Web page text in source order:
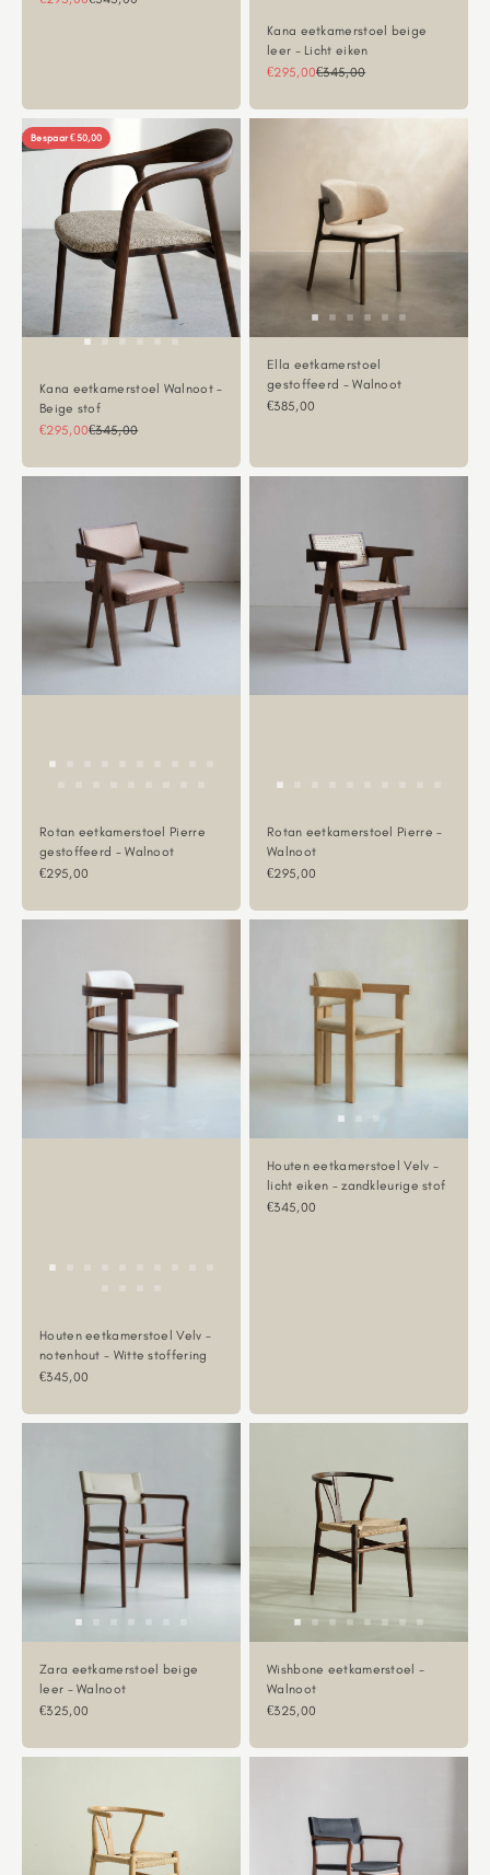
Kana eetkamerstoel beige
leer - Licht eiken
Aanbiedingsprijs
€295,00Normale prijs
€345,00
Bespaar €50,00
Kana eetkamerstoel Walnoot -
Beige stof
Aanbiedingsprijs
€295,00Normale prijs
€345,00
Ella eetkamerstoel
gestoffeerd - Walnoot
Aanbiedingsprijs
€385,00
Rotan eetkamerstoel Pierre
gestoffeerd - Walnoot
Aanbiedingsprijs
€295,00
Rotan eetkamerstoel Pierre -
Walnoot
Aanbiedingsprijs
€295,00
Houten eetkamerstoel Velv -
notenhout - Witte stoffering
Aanbiedingsprijs
€345,00
Houten eetkamerstoel Velv -
licht eiken - zandkleurige stof
Aanbiedingsprijs
€345,00
Zara eetkamerstoel beige
leer - Walnoot
Aanbiedingsprijs
€325,00
Wishbone eetkamerstoel -
Walnoot
Aanbiedingsprijs
€325,00